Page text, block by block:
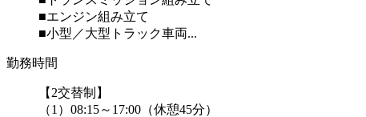
■エンジン組み立て
■小型／大型トラック車両...
勤務時間
【2交替制】
（1）08:15～17:00（休憩45分）